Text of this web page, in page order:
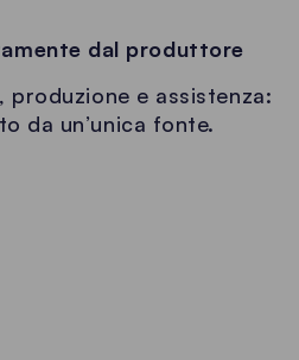
dal produttore
produzione e assistenza:
da un’unica fonte.